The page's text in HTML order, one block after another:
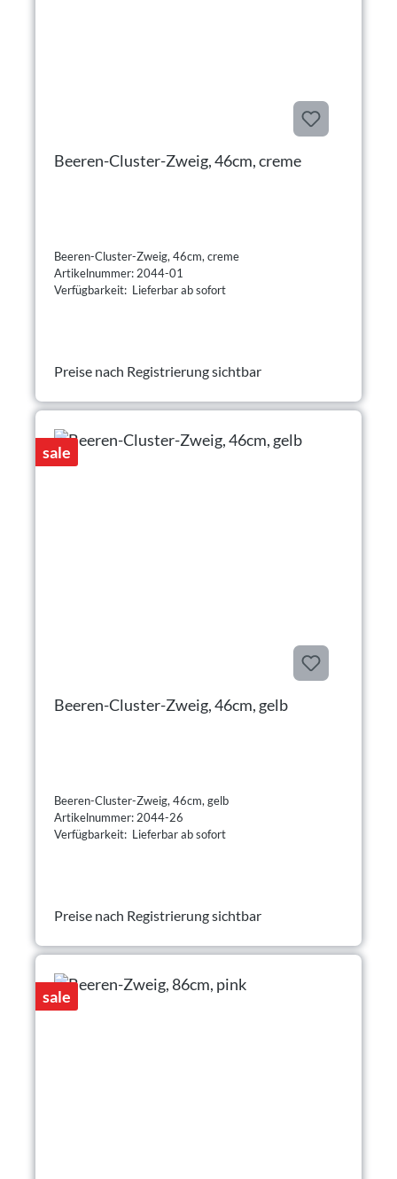
Beeren-Cluster-Zweig, 46cm, creme
Beeren-Cluster-Zweig, 46cm, creme
Artikelnummer: 2044-01
Verfügbarkeit: Lieferbar ab sofort
Preise nach Registrierung sichtbar
sale
Beeren-Cluster-Zweig, 46cm, gelb
Beeren-Cluster-Zweig, 46cm, gelb
Artikelnummer: 2044-26
Verfügbarkeit: Lieferbar ab sofort
Preise nach Registrierung sichtbar
sale